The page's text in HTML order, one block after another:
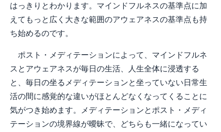
はっきりとわかります。マインドフルネスの基準点に加
えてもっと広く大きな範囲のアウェアネスの基準点も持
ち始めるのです。
ポスト・メディテーションによって、マインドフルネ
スとアウェアネスが毎日の生活、人生全体に浸透する
と、毎日の坐るメディテーションと坐っていない日常生
活の間に感覚的な違いがほとんどなくなってくることに
気がつき始めます。メディテーションとポスト・メディ
テーションの境界線が曖昧で、どちらも一緒になってい